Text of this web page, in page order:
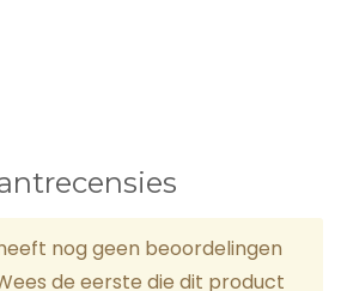
nog geen beoordelingen
de eerste die dit product